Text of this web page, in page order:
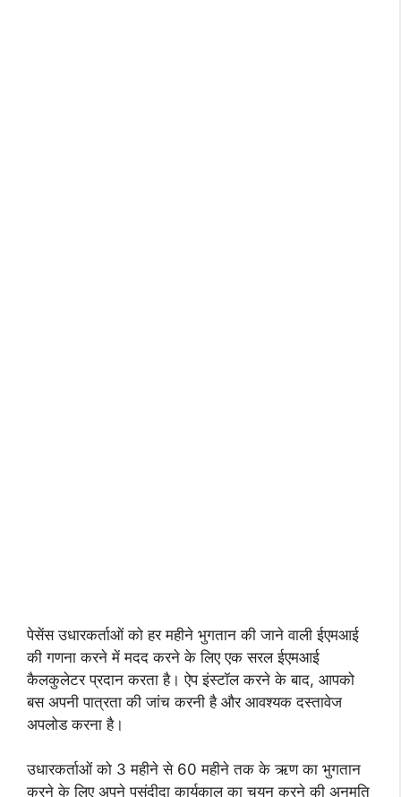
पेसेंस उधारकर्ताओं को हर महीने भुगतान की जाने वाली ईएमआई
की गणना करने में मदद करने के लिए एक सरल ईएमआई
कैलकुलेटर प्रदान करता है। ऐप इंस्टॉल करने के बाद, आपको
बस अपनी पात्रता की जांच करनी है और आवश्यक दस्तावेज
अपलोड करना है।
उधारकर्ताओं को 3 महीने से 60 महीने तक के ऋण का भुगतान
करने के लिए अपने पसंदीदा कार्यकाल का चयन करने की अनुमति